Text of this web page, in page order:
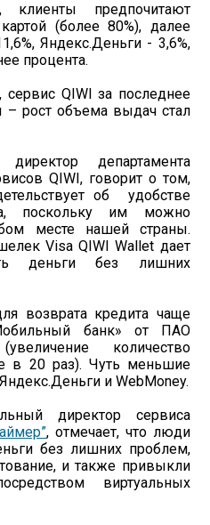
предпочитают
(более 80%), далее
Яндекс.Деньги - 3,6%,
процента.
сервис QIWI за последнее
– рост объема выдач стал
департамента
QIWI, говорит о том,
об удобстве
поскольку им можно
месте нашей страны.
Visa QIWI Wallet дает
деньги без лишних
возврата кредита чаще
банк» от ПАО
количество
в 20 раз). Чуть меньшие
и WebMoney.
директор сервиса
, отмечает, что люди
без лишних проблем,
и также привыкли
виртуальных